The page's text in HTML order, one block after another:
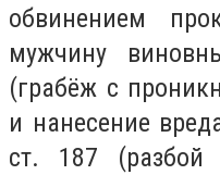
обвинением
мужчину
(грабёж с
и нанесение
ст. 187